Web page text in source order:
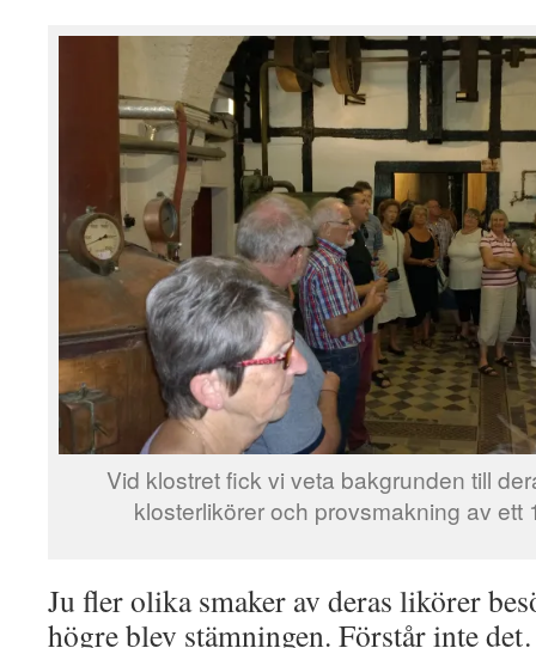
Vid klostret fick vi veta bakgrunden till
klosterlikörer och provsmakning av ett
Ju fler olika smaker av deras likörer
högre blev stämningen. Förstår inte